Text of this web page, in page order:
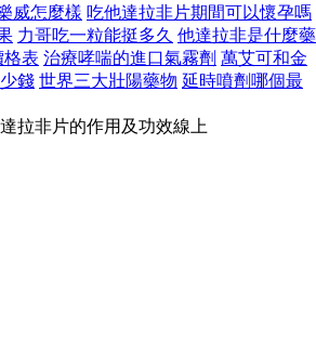
威怎麼樣 吃他達拉非片期間可以懷孕嗎
力哥吃一粒能挺多久 他達拉非是什麼藥
表 治療哮喘的進口氣霧劑 萬艾可和金
錢 世界三大壯陽藥物 延時噴劑哪個最
拉非片的作用及功效線上